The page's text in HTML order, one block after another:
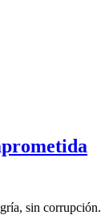
sin corrupción.